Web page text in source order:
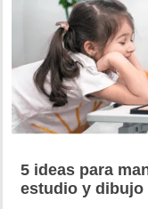
5 ideas para
estudio y